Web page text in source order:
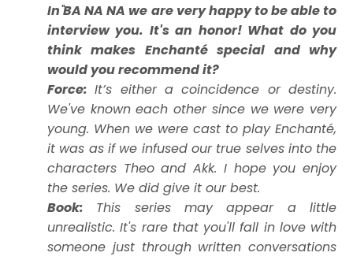
In BA NA NA we are very happy to be able to
interview you. It's an honor! What do you
think makes Enchanté special and why
would you recommend it?
Force:It’s either a coincidence or destiny.
We've known each other since we were very
young. When we were cast to play Enchanté,
it was as if we infused our true selves into the
characters Theo and Akk. I hope you enjoy
the series. We did give it our best.
Book: This series may appear a little
unrealistic. It's rare that you'll fall in love with
someone just through written conversations